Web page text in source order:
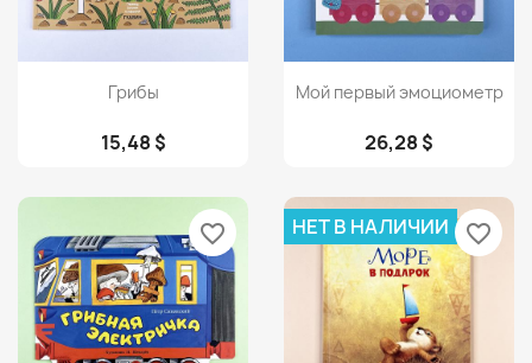
Просмотр
Грибы
15,48 $
Просмотр
Мой первый эмоциометр
26,28 $
favorite_border НЕТ В НАЛИЧИИ favorite_border